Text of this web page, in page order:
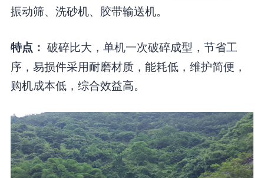
振动筛、洗砂机、胶带输送机。
特点： 破碎比大，单机一次破碎成型，节省工
序，易损件采用耐磨材质，能耗低，维护简便，
购机成本低，综合效益高。